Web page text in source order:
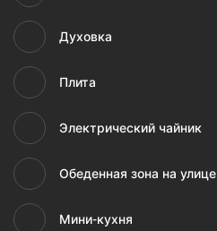
Духовка
Плита
Электрический чайник
Обеденная зона на улице
Мини-кухня